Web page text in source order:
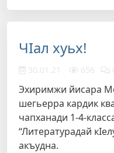
ЧIал хуьх!
30.01.21 656
Эхиримжи йисара
шегьерра кардик
чапханади 1-4-
“Литературадай
акъудна.